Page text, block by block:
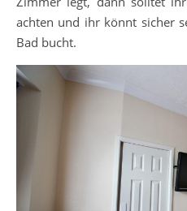
achten und ihr könnt sicher
Bad bucht.